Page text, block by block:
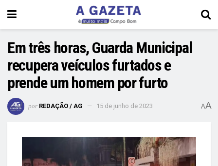
Em três horas, Guarda Municipal
recupera veículos furtados e
prende um homem por furto
por REDAÇÃO / AG 15 de junho de 2023 AA